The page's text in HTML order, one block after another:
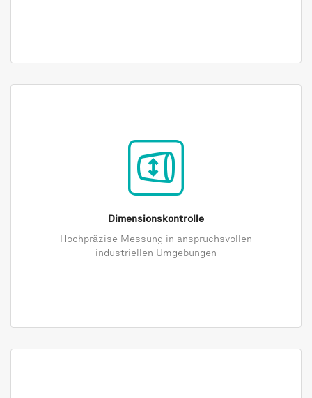
Dimensionskontrolle
Hochpräzise Messung in anspruchsvollen
industriellen Umgebungen